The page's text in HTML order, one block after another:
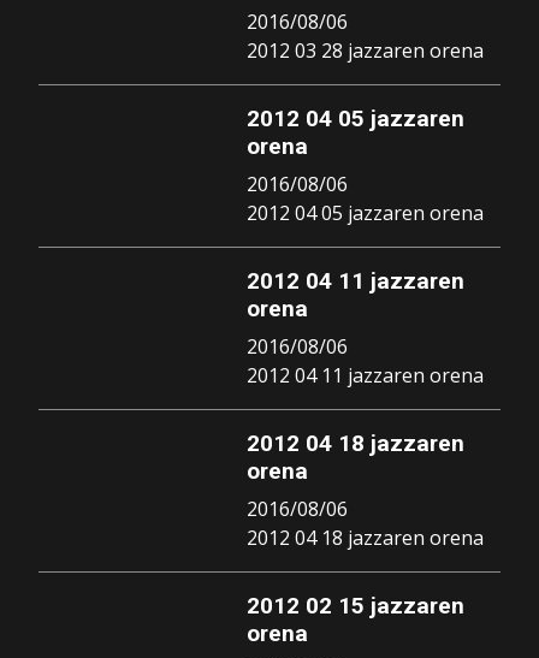
2016/08/06
2012 03 28 jazzaren orena
2012 04 05 jazzaren
orena
2016/08/06
2012 04 05 jazzaren orena
2012 04 11 jazzaren
orena
2016/08/06
2012 04 11 jazzaren orena
2012 04 18 jazzaren
orena
2016/08/06
2012 04 18 jazzaren orena
2012 02 15 jazzaren
orena